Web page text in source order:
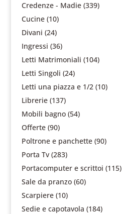
Credenze - Madie (339)
Cucine (10)
Divani (24)
Ingressi (36)
Letti Matrimoniali (104)
Letti Singoli (24)
Letti una piazza e 1/2 (10)
Librerie (137)
Mobili bagno (54)
Offerte (90)
Poltrone e panchette (90)
Porta Tv (283)
Portacomputer e scrittoi (115)
Sale da pranzo (60)
Scarpiere (10)
Sedie e capotavola (184)